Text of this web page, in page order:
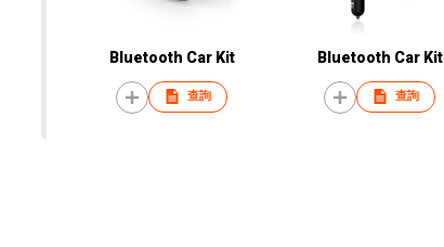
Bluetooth Car Kit
查詢
Bluetooth Car Kit
查詢